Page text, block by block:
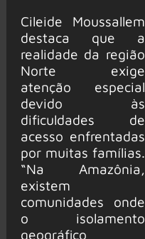
Cileide Moussallem
destaca que a
realidade da região
Norte exige
atenção especial
devido às
dificuldades de
acesso enfrentadas
por muitas famílias.
“Na Amazônia,
existem
comunidades onde
o isolamento
geográfico